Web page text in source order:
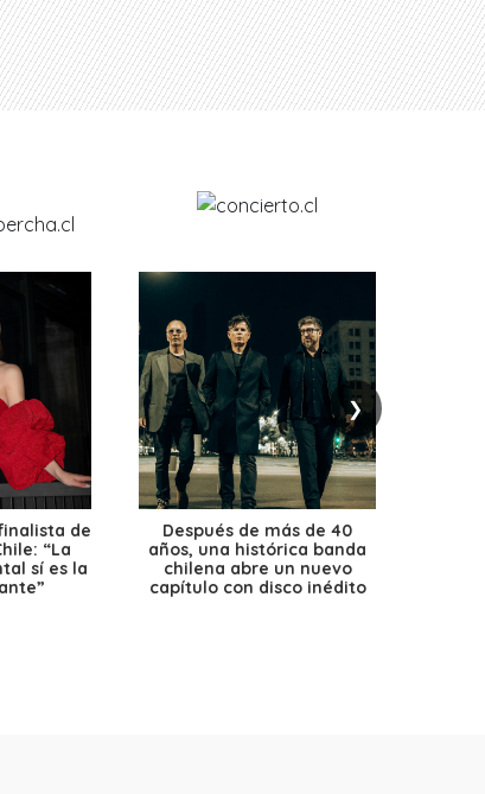
❯
de
“La
sí es la
Después de más de 40
años, una histórica banda
chilena abre un nuevo
capítulo con disco inédito